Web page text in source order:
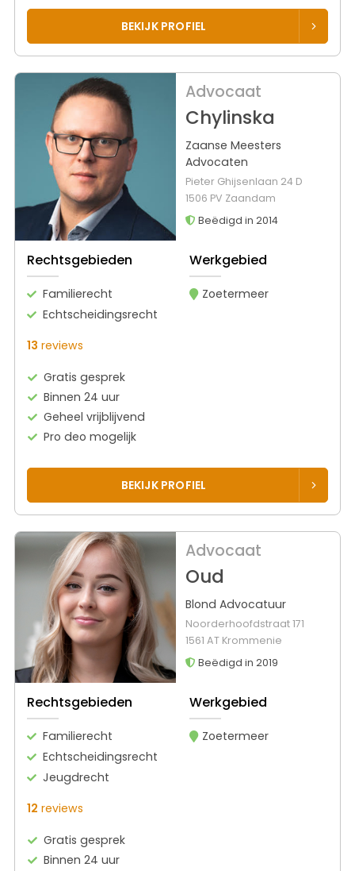
BEKIJK PROFIEL
Advocaat
Chylinska
Zaanse Meesters
Advocaten
Pieter Ghijsenlaan 24 D
1506 PV Zaandam
Beëdigd in 2014
Rechtsgebieden
Familierecht
Echtscheidingsrecht
Werkgebied
Zoetermeer
13 reviews
Gratis gesprek
Binnen 24 uur
Geheel vrijblijvend
Pro deo mogelijk
BEKIJK PROFIEL
Advocaat
Oud
Blond Advocatuur
Noorderhoofdstraat 171
1561 AT Krommenie
Beëdigd in 2019
Rechtsgebieden
Familierecht
Echtscheidingsrecht
Jeugdrecht
Werkgebied
Zoetermeer
12 reviews
Gratis gesprek
Binnen 24 uur